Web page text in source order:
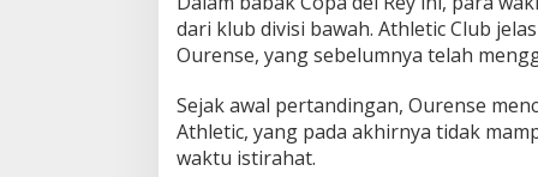
m
a
t
y
a
w
dari klub divisi bawah. Athletic Club
Ourense, yang sebelumnya telah
Sejak awal pertandingan, Ourense
Athletic, yang pada akhirnya tidak
waktu istirahat.